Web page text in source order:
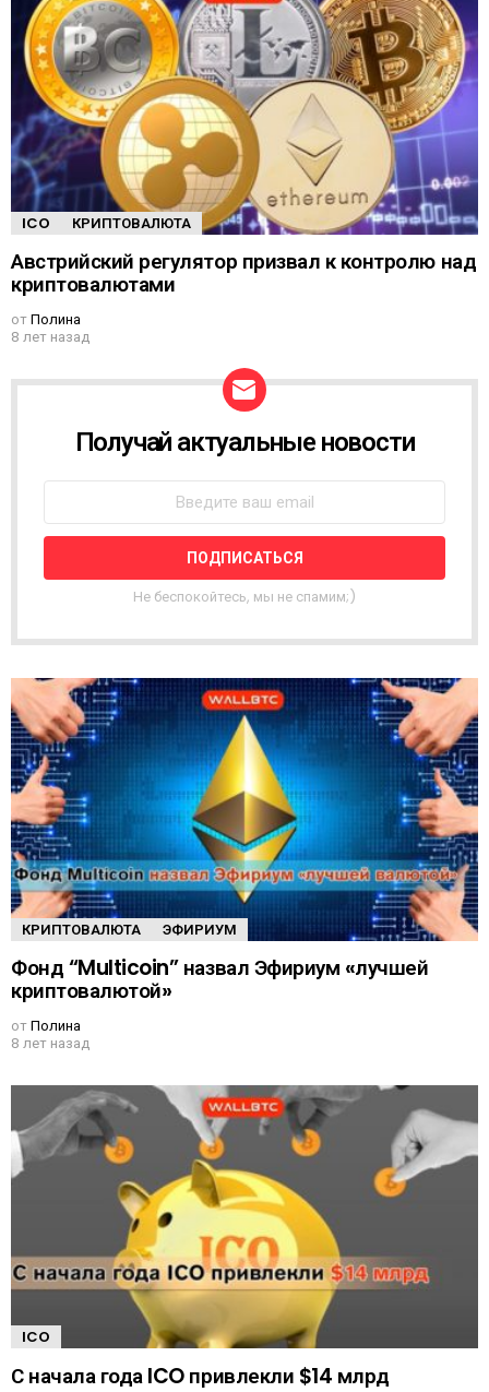
ICO КРИПТОВАЛЮТА
Австрийский регулятор призвал к контролю над
криптовалютами
отПолина
8 лет назад
В
С
Т
Н
Р
С
С
Ы
Л
К
А
Получай актуальные новости
Не беспокойтесь, мы не спамим;)
КРИПТОВАЛЮТА ЭФИРИУМ
Фонд “Multicoin” назвал Эфириум «лучшей
криптовалютой»
отПолина
8 лет назад
ICO
С начала года ICO привлекли $14 млрд